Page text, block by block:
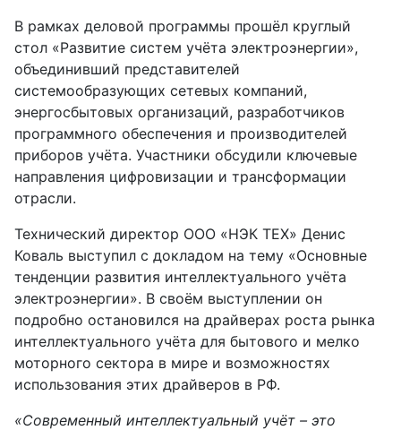
В рамках деловой программы прошёл круглый
стол «Развитие систем учёта электроэнергии»,
объединивший представителей
системообразующих сетевых компаний,
энергосбытовых организаций, разработчиков
программного обеспечения и производителей
приборов учёта. Участники обсудили ключевые
направления цифровизации и трансформации
отрасли.
Технический директор ООО «НЭК ТЕХ» Денис
Коваль выступил с докладом на тему «Основные
тенденции развития интеллектуального учёта
электроэнергии». В своём выступлении он
подробно остановился на драйверах роста рынка
интеллектуального учёта для бытового и мелко
моторного сектора в мире и возможностях
использования этих драйверов в РФ.
«Современный интеллектуальный учёт – это